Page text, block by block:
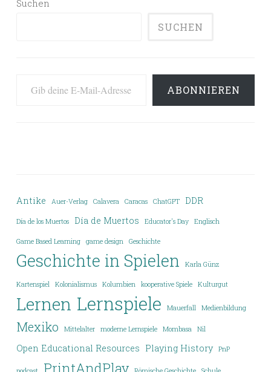
Suchen
SUCHEN
ABONNIEREN
Antike Auer-Verlag Calavera Caracas ChatGPT DDR
Día de los Muertos Día de Muertos Educator's Day Englisch
Game Based Learning game design Geschichte
Geschichte in Spielen Karla Günz
Kartenspiel Kolonialismus Kolumbien kooperative Spiele Kulturgut
Lernen Lernspiele Mauerfall Medienbildung
Mexiko Mittelalter moderne Lernspiele Mombasa Nil
Open Educational Resources Playing History PnP
PrintAndPlay